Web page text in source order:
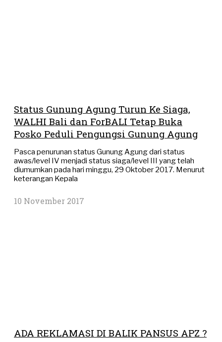
Status Gunung Agung Turun Ke Siaga,
WALHI Bali dan ForBALI Tetap Buka
Posko Peduli Pengungsi Gunung Agung
Pasca penurunan status Gunung Agung dari status
awas/level IV menjadi status siaga/level III yang telah
diumumkan pada hari minggu, 29 Oktober 2017. Menurut
keterangan Kepala
10 November 2017
ADA REKLAMASI DI BALIK PANSUS APZ ?